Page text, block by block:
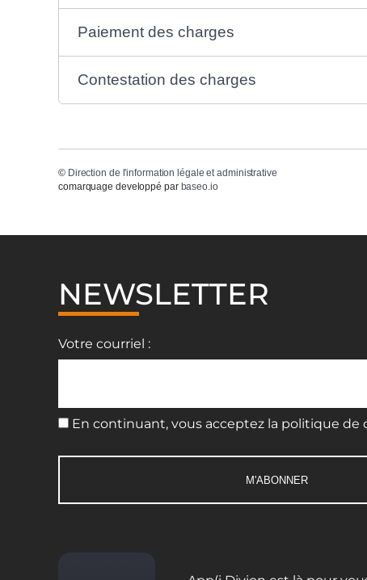
Paiement des charges
Contestation des charges
© Direction de l'information légale et administrative
comarquage developpé par baseo.io
NEWSLETTER
Votre courriel :
En continuant, vous acceptez la politique de